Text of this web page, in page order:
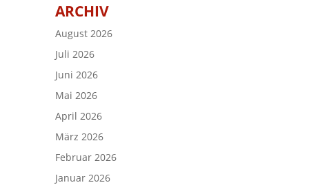
ARCHIV
August 2026
Juli 2026
Juni 2026
Mai 2026
April 2026
März 2026
Februar 2026
Januar 2026